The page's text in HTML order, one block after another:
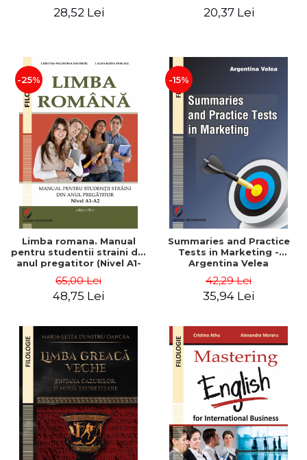
28,52 Lei
Adriana-Elena Stoican
20,37 Lei
-25%
Limba romana. Manual
pentru studentii straini din
anul pregatitor (Nivel A1-
65,00 Lei
48,75 Lei
-15%
Summaries and Practice
Tests in Marketing -
Argentina Velea
42,29 Lei
35,94 Lei